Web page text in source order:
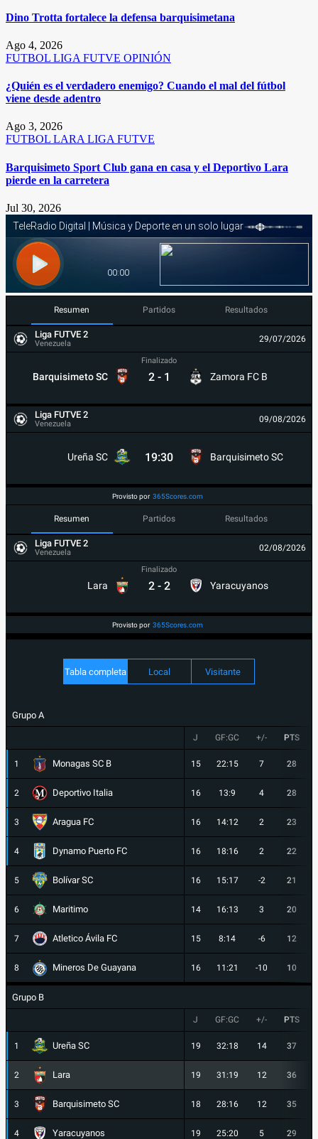
Dino Trotta fortalece la defensa barquisimetana
Ago 4, 2026
FUTBOL LIGA FUTVE OPINIÓN
¿Quién es el verdadero enemigo? Cuando el mal del fútbol
viene desde adentro
Ago 3, 2026
FUTBOL LARALIGA FUTVE
Barquisimeto Sport Club gana en casa y el Deportivo Lara
pierde en la carretera
Jul 30, 2026
Resumen Partidos Resultados
Liga FUTVE 2
Venezuela 29/07/2026
Barquisimeto SC
Finalizado
2 - 1 Zamora FC B
Liga FUTVE 2
Venezuela 09/08/2026
Ureña SC 19:30 Barquisimeto SC
Provisto por 365Scores.com
Resumen Partidos Resultados
Liga FUTVE 2
Venezuela 02/08/2026
Lara
Finalizado
2 - 2 Yaracuyanos
Provisto por 365Scores.com
Tabla completa Local Visitante
Grupo A
J GF:GC +/- PTS
1 Monagas SC B 15 22:15 7 28
2 Deportivo Italia 16 13:9 4 28
3 Aragua FC 16 14:12 2 23
4 Dynamo Puerto FC 16 18:16 2 22
5 Bolívar SC 16 15:17 -2 21
6 Maritimo 14 16:13 3 20
7 Atletico Ávila FC 15 8:14 -6 12
8 Mineros De Guayana 16 11:21 -10 10
Grupo B
J GF:GC +/- PTS
1 Ureña SC 19 32:18 14 37
2 Lara 19 31:19 12 36
3 Barquisimeto SC 18 28:16 12 35
4 Yaracuyanos 19 25:20 5 29